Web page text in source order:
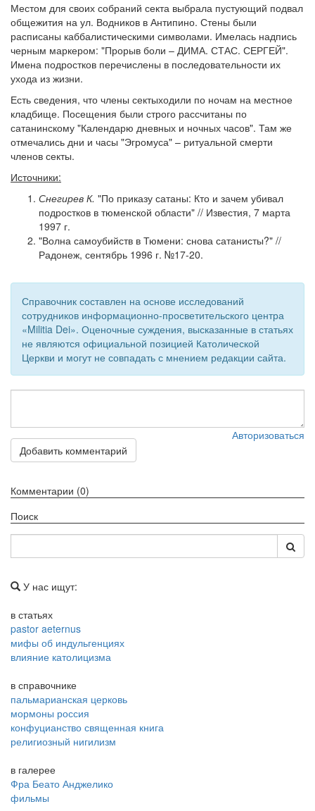
Местом для своих собраний секта выбрала пустующий подвал
общежития на ул. Водников в Антипино. Стены были
расписаны каббалистическими символами. Имелась надпись
черным маркером: "Прорыв боли – ДИМА. СТАС. СЕРГЕЙ".
Имена подростков перечислены в последовательности их
ухода из жизни.
Есть сведения, что члены сектыходили по ночам на местное
кладбище. Посещения были строго рассчитаны по
сатанинскому "Календарю дневных и ночных часов". Там же
отмечались дни и часы "Эгромуса" – ритуальной смерти
членов секты.
Источники:
Снегирев К. "По приказу сатаны: Кто и зачем убивал
подростков в тюменской области" // Известия, 7 марта
1997 г.
"Волна самоубийств в Тюмени: снова сатанисты?" //
Радонеж, сентябрь 1996 г. №17-20.
Справочник составлен на основе исследований
сотрудников информационно-просветительского центра
«Militia Dei». Оценочные суждения, высказанные в статьях
не являются официальной позицией Католической
Церкви и могут не совпадать с мнением редакции сайта.
Авторизоваться
Добавить комментарий
Комментарии (0)
Поиск
У нас ищут:
в статьях
pastor aeternus
мифы об индульгенциях
влияние католицизма
в справочнике
пальмарианская церковь
мормоны россия
конфуцианство священная книга
религиозный нигилизм
в галерее
Фра Беато Анджелико
фильмы